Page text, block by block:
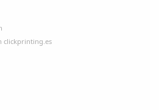
clickprinting.es